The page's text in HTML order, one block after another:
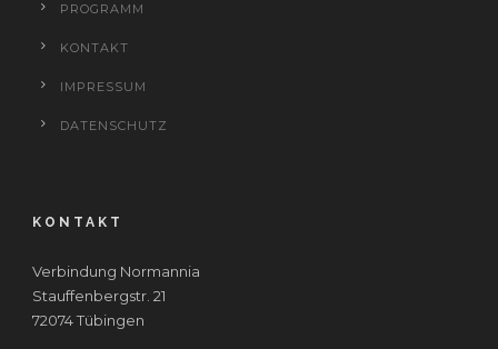
PROGRAMM
KONTAKT
IMPRESSUM
DATENSCHUTZ
KONTAKT
Verbindung Normannia
Stauffenbergstr. 21
72074 Tübingen